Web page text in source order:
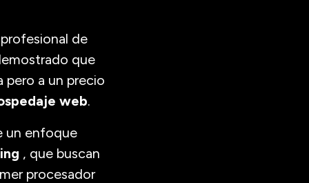
de
que
pero a un precio
web.
un enfoque
, que buscan
procesador